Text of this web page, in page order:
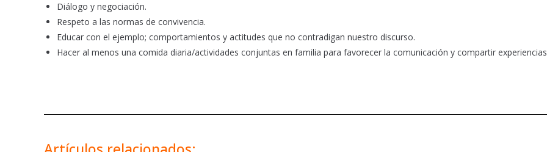
Diálogo y negociación.
Respeto a las normas de convivencia.
Educar con el ejemplo; comportamientos y actitudes que no contradigan nuestro discurso.
Hacer al menos una comida diaria/actividades conjuntas en familia para favorecer la comunicación y compartir